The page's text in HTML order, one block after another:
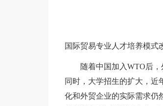
国际贸易专业人才培养模式
随着中国加入WTO后，
同时，大学招生的扩大，近
化和外贸企业的实际需求仍